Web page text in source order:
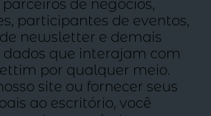
de negócios,
participantes de eventos,
newsletter e demais
que interajam com
por qualquer meio.
site ou fornecer seus
ao escritório, você